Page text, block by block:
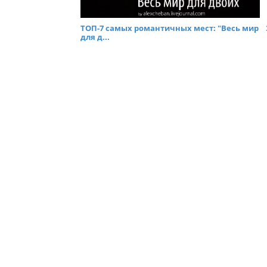
ТОП-7 самых романтичных мест: "Весь мир
для д...